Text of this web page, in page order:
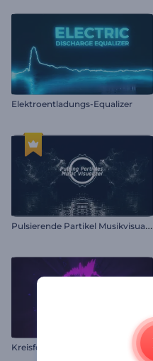
Elektroentladungs-Equalizer
P
ulsierende Partikel Musikvisualisierer
Kreisförmiges Audiospektrum